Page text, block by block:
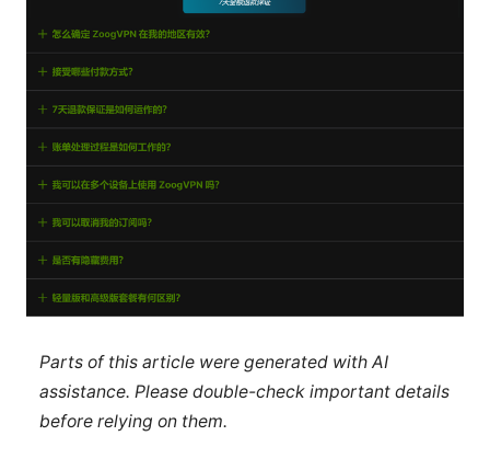
Parts of this article were generated with AI
assistance. Please double-check important details
before relying on them.